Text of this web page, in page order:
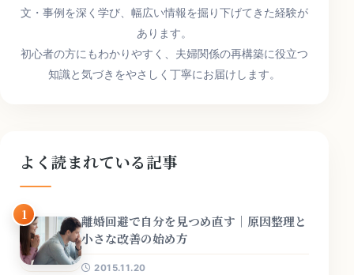
文・事例を深く学び、幅広い情報を掘り下げてきた経験が
あります。
初心者の方にもわかりやすく、夫婦関係の再構築に役立つ
知識と気づきをやさしく丁寧にお届けします。
よく読まれている記事
1
離婚回避で自分を見つめ直す｜原因整理と
小さな改善の始め方
2015.11.20